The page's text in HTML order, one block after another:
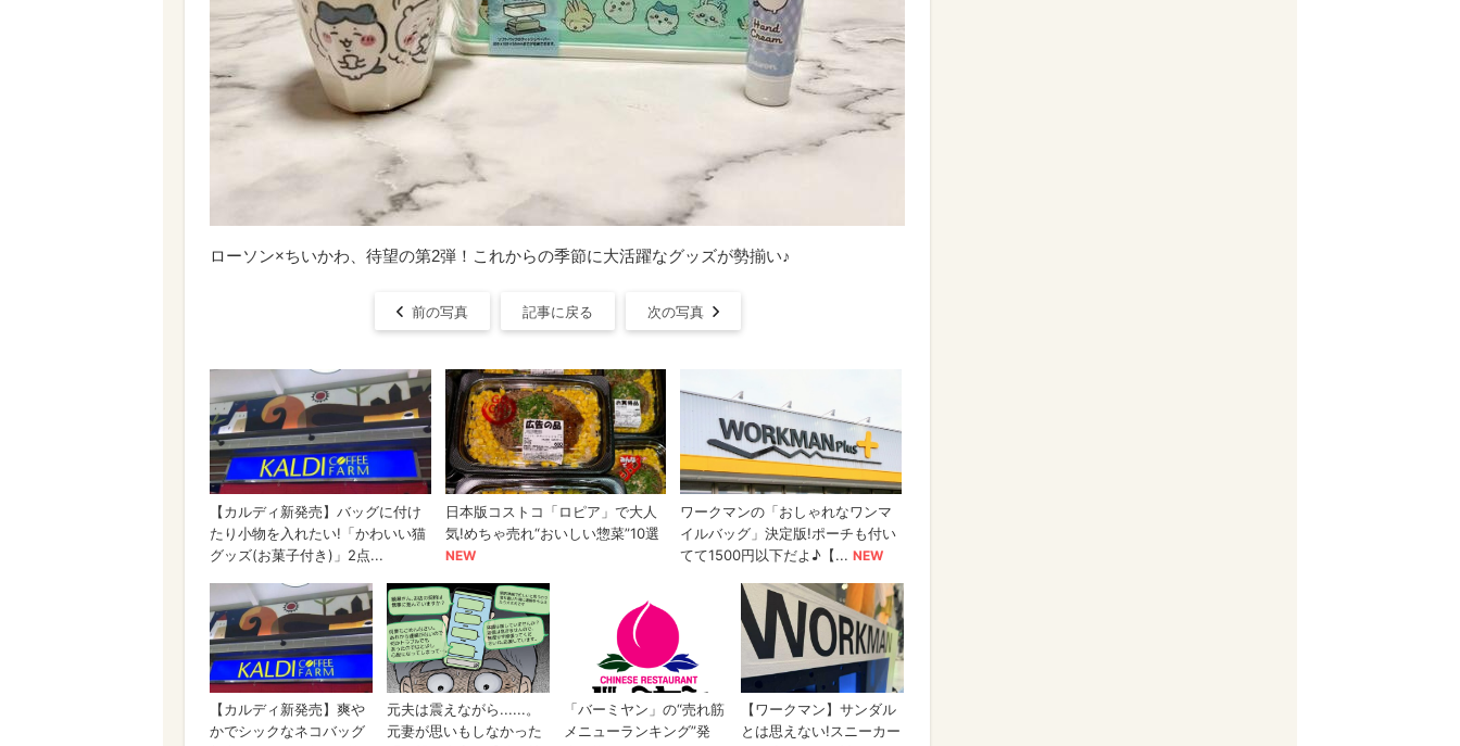
ローソン×ちいかわ、待望の第2弾！これからの季節に大活躍なグッズが勢揃い♪
前の写真 記事に戻る 次の写真